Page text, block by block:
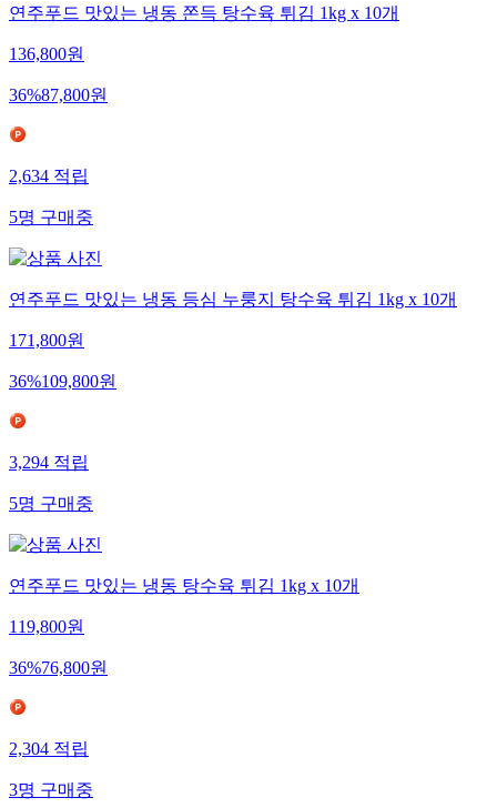
연주푸드 맛있는 냉동 쫀득 탕수육 튀김 1kg x 10개
136,800원
36%87,800원
2,634적립
5명구매중
연주푸드 맛있는 냉동 등심 누룽지 탕수육 튀김 1kg x 10개
171,800원
36%109,800원
3,294적립
5명구매중
연주푸드 맛있는 냉동 탕수육 튀김 1kg x 10개
119,800원
36%76,800원
2,304적립
3명구매중